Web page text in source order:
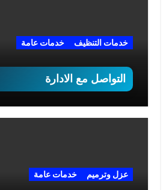
خدمات التنظيف خدمات عامة
التواصل مع الادارة
عزل وترميم خدمات عامة